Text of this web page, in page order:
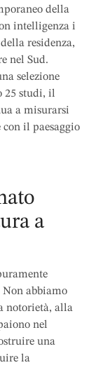
della
intelligenza i
residenza,
nel Sud.
selezione
25 studi, il
a misurarsi
il paesaggio
a
abbiamo
notorietà, alla
nel
una
la